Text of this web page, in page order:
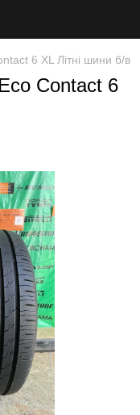
6 XL Літні шини б/в
Contact 6